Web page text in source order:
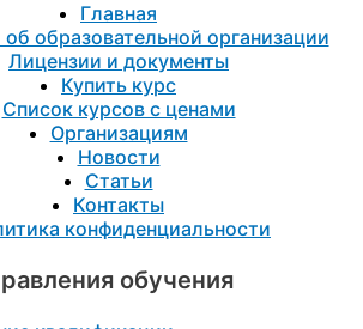
Главная
образовательной организации
Лицензии и документы
Купить курс
Список курсов с ценами
Организациям
Новости
Статьи
Контакты
конфиденциальности
обучения